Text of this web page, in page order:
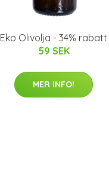
Eko Olivolja - 34% rabatt
59 SEK
MER INFO!